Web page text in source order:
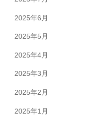
2025年6月
2025年5月
2025年4月
2025年3月
2025年2月
2025年1月